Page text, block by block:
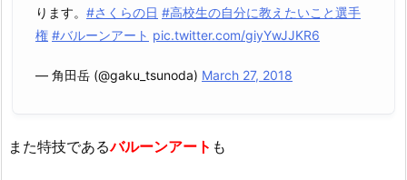
ります。 #さくらの日 #高校生の自分に教えたいこと選手
権 #バルーンアート pic.twitter.com/giyYwJJKR6
— 角田岳 (@gaku_tsunoda) March 27, 2018
また特技であるバルーンアート も